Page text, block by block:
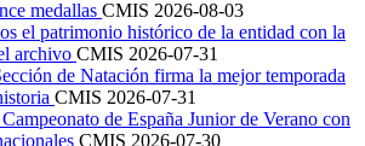
medallas CMIS 2026-08-03
el patrimonio histórico de la entidad con la
archivo CMIS 2026-07-31
de Natación firma la mejor temporada
CMIS 2026-07-31
de España Junior de Verano con
CMIS 2026-07-30